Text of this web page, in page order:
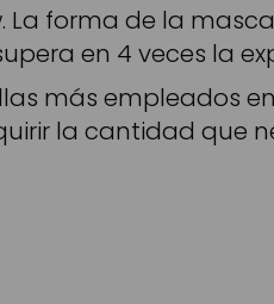
La forma de la
en 4 veces la
más empleados
la cantidad que